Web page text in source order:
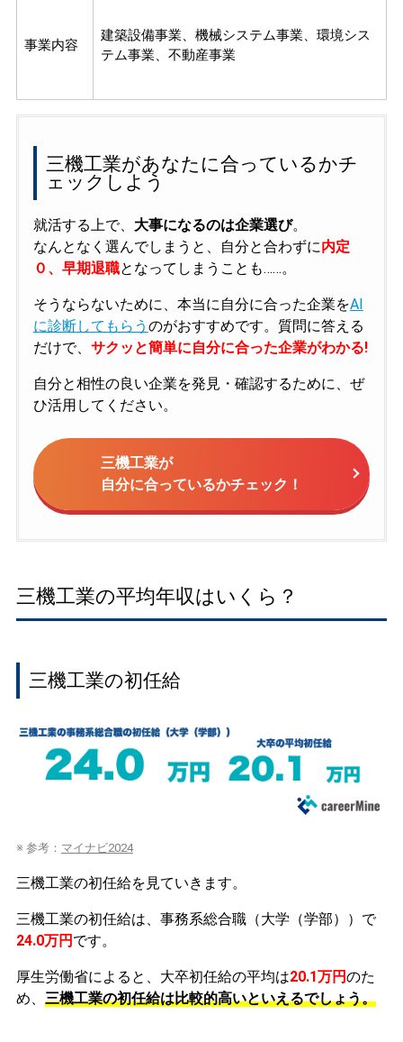
事業内容
建築設備事業、機械システム事業、環境シス
テム事業、不動産事業
三機工業があなたに合っているかチ
ェックしよう
就活する上で、 大事になるのは企業選び。
なんとなく選んでしまうと、自分と合わずに内定
０、早期退職となってしまうことも……。
そうならないために、本当に自分に合った企業をAI
に診断してもらう のがおすすめです。質問に答える
だけで、 サクッと簡単に自分に合った企業がわかる!
自分と相性の良い企業を発見・確認するために、ぜ
ひ活用してください。
三機工業が
自分に合っているかチェック！
三機工業の平均年収はいくら？
三機工業の初任給
※ 参考： マイナビ2024
三機工業の初任給を見ていきます。
三機工業の初任給は、事務系総合職（大学（学部））で
24.0万円 です。
厚生労働省によると、大卒初任給の平均は20.1万円のた
め、 三機工業の初任給は比較的高いといえるでしょう。